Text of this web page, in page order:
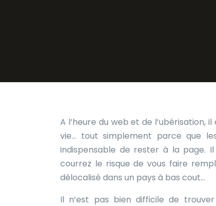
A l’heure du web et de
vie… tout simplement parce que
indispensable de rester à la page.
courrez le risque de vous faire
délocalisé dans un pays à bas cout…
Il n’est pas bien difficile de